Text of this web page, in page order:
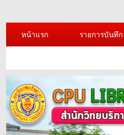
หน้าแรก รายการบันทึก